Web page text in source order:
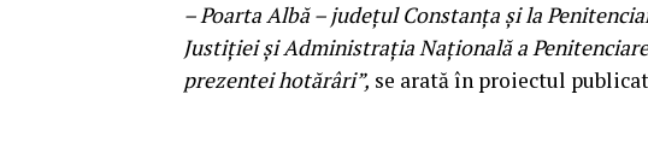
– Poarta Albă – judeţul Constanţa şi la
Justiţiei şi Administraţia Naţională a
prezentei hotărâri”, se arată în proiectul